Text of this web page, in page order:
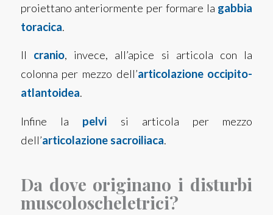
proiettano anteriormente per formare la gabbia
toracica.
Il cranio, invece, all’apice si articola con la
colonna per mezzo dell’articolazione occipito-
atlantoidea.
Infine la pelvi si articola per mezzo
dell’articolazione sacroiliaca.
Da dove originano i disturbi
muscoloscheletrici?